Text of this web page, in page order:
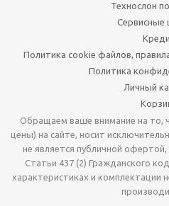
Технослон
Сервисные
Политика cookie файлов,
Политика
Личный
Обращаем ваше внимание на то,
цены) на сайте, носит
не является публичной
Статьи 437 (2) Гражданского
характеристиках и комплектации